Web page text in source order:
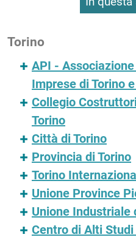
Torino
API -
Imprese di Torino
Collegio
Torino
Città di Torino
Provincia di Torino
Torino
Unione Province
Unione Industriale
Centro di Alti